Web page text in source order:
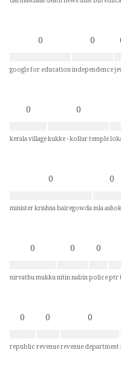
0
google for education
0
independence
0
kerala village
0
kukke - kollur temple
0
minister krishna bairegowda
0
mla
0
nirvathu mukku
0
nitin nabin
0
policeptr
0
republic
0
revenue
0
revenue department